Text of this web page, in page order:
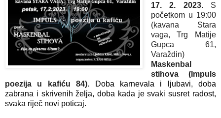
17. 2. 2023. S
početkom u 19:00
(kavana Stara
vaga, Trg Matije
Gupca 61,
Varaždin)
Maskenbal
stihova (Impuls
poezija u kafiću 84).
Doba karnevala i ljubavi, doba
zabrana i skrivenih želja, doba kada je svaki susret radost,
svaka riječ novi poticaj.